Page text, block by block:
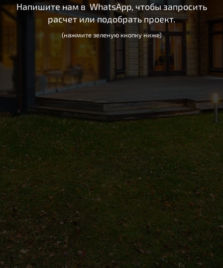
Напишите нам в WhatsApp, чтобы запросить
расчет или подобрать проект.
(нажмите зеленую кнопку ниже)